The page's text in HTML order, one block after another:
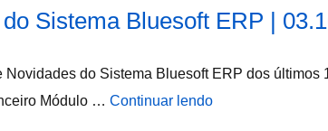
Sistema Bluesoft ERP |
Novidades do Sistema Bluesoft ERP dos últimos
Módulo … Continuar lendo